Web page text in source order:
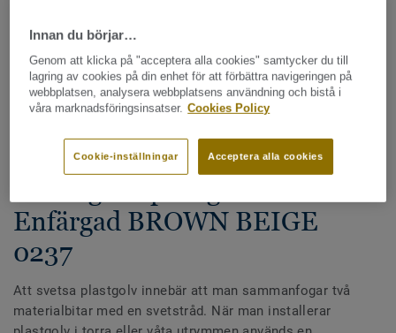
Hela kollektionen - LRV och NCS (1355)
Svetstråd - Homogena &
Enfärgad BROWN BEIGE
0237
Att svetsa plastgolv innebär att man sammanfogar två
materialbitar med en svetstråd. När man installerar
Innan du börjar…
Genom att klicka på "acceptera alla cookies" samtycker du till
lagring av cookies på din enhet för att förbättra navigeringen på
webbplatsen, analysera webbplatsens användning och bistå i
våra marknadsföringsinsatser. Cookies Policy
Acceptera alla cookies
Cookie-inställningar